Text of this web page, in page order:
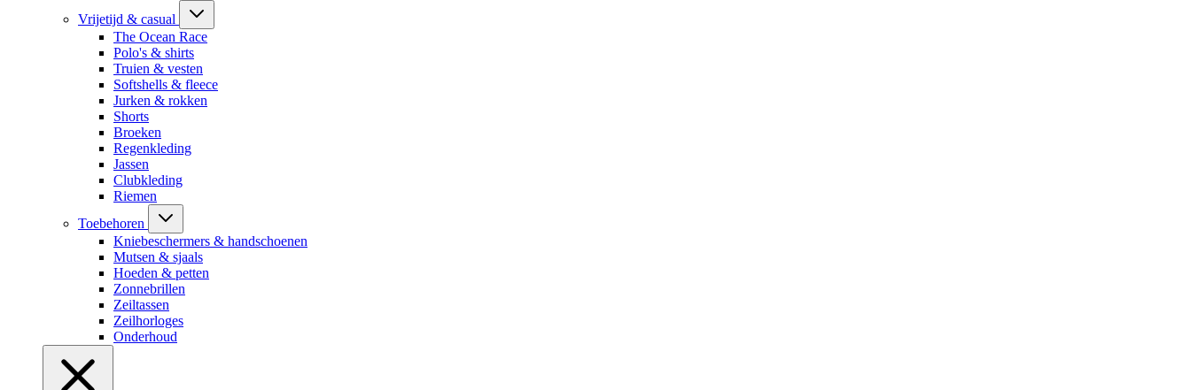
Vrijetijd & casual
The Ocean Race
Polo's & shirts
Truien & vesten
Softshells & fleece
Jurken & rokken
Shorts
Broeken
Regenkleding
Jassen
Clubkleding
Riemen
Toebehoren
Kniebeschermers & handschoenen
Mutsen & sjaals
Hoeden & petten
Zonnebrillen
Zeiltassen
Zeilhorloges
Onderhoud